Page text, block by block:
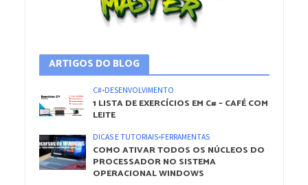
ARTIGOS DO BLOG
C#•DESENVOLVIMENTO
1 LISTA DE EXERCÍCIOS EM C# – CAFÉ COM
LEITE
DICAS E TUTORIAIS•FERRAMENTAS
COMO ATIVAR TODOS OS NÚCLEOS DO
PROCESSADOR NO SISTEMA
OPERACIONAL WINDOWS